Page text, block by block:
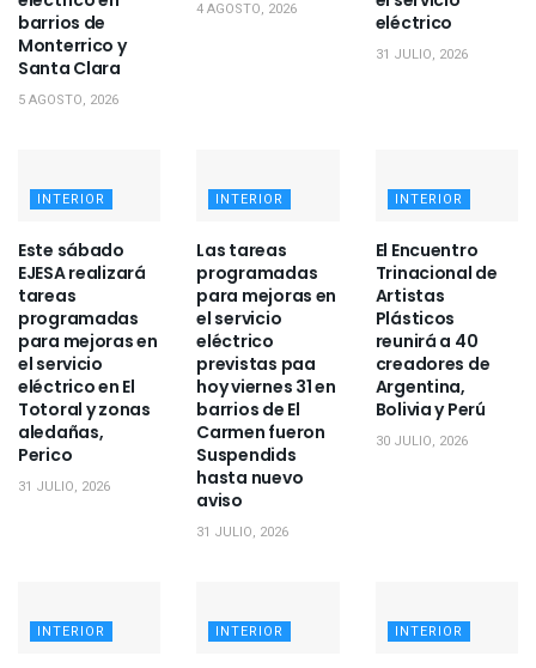
barrios de
Monterrico y
Santa Clara
5 AGOSTO, 2026
4 AGOSTO, 2026
eléctrico
31 JULIO, 2026
INTERIOR
Este sábado
EJESA realizará
tareas
programadas
para mejoras en
el servicio
eléctrico en El
Totoral y zonas
aledañas,
Perico
31 JULIO, 2026
INTERIOR
Las tareas
programadas
para mejoras en
el servicio
eléctrico
previstas paa
hoy viernes 31 en
barrios de El
Carmen fueron
Suspendids
hasta nuevo
aviso
31 JULIO, 2026
INTERIOR
El Encuentro
Trinacional de
Artistas
Plásticos
reunirá a 40
creadores de
Argentina,
Bolivia y Perú
30 JULIO, 2026
INTERIOR INTERIOR INTERIOR